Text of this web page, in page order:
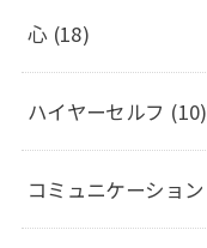
心 (18)
ハイヤーセルフ (10)
コミュニケーション